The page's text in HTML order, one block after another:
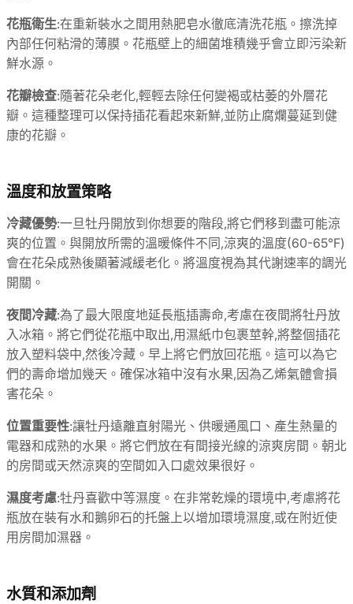
花瓶衛生:在重新裝水之間用熱肥皂水徹底清洗花瓶。擦洗掉
內部任何粘滑的薄膜。花瓶壁上的細菌堆積幾乎會立即污染新
鮮水源。
花瓣檢查:隨著花朵老化,輕輕去除任何變褐或枯萎的外層花
瓣。這種整理可以保持插花看起來新鮮,並防止腐爛蔓延到健
康的花瓣。
溫度和放置策略
冷藏優勢:一旦牡丹開放到你想要的階段,將它們移到盡可能涼
爽的位置。與開放所需的溫暖條件不同,涼爽的溫度(60-65°F)
會在花朵成熟後顯著減緩老化。將溫度視為其代謝速率的調光
開關。
夜間冷藏:為了最大限度地延長瓶插壽命,考慮在夜間將牡丹放
入冰箱。將它們從花瓶中取出,用濕紙巾包裹莖幹,將整個插花
放入塑料袋中,然後冷藏。早上將它們放回花瓶。這可以為它
們的壽命增加幾天。確保冰箱中沒有水果,因為乙烯氣體會損
害花朵。
位置重要性:讓牡丹遠離直射陽光、供暖通風口、產生熱量的
電器和成熟的水果。將它們放在有間接光線的涼爽房間。朝北
的房間或天然涼爽的空間如入口處效果很好。
濕度考慮:牡丹喜歡中等濕度。在非常乾燥的環境中,考慮將花
瓶放在裝有水和鵝卵石的托盤上以增加環境濕度,或在附近使
用房間加濕器。
水質和添加劑